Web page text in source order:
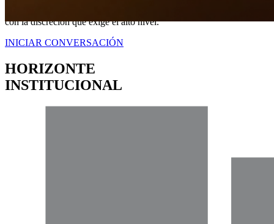
con la discreción que exige el alto nivel.
INICIAR CONVERSACIÓN
HORIZONTE
INSTITUCIONAL